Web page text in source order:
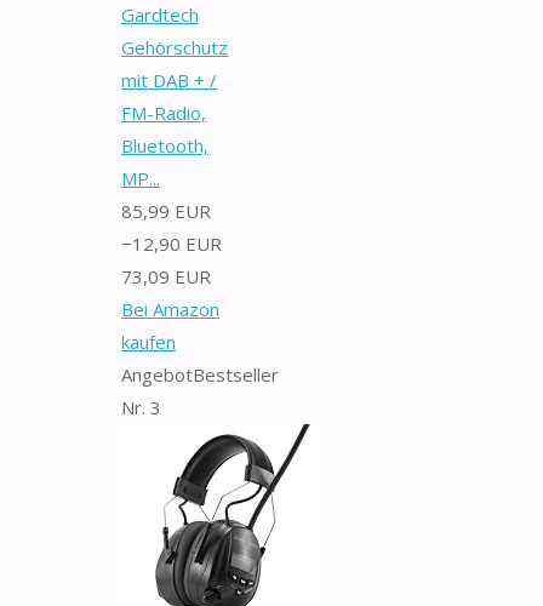
Gardtech
Gehörschutz
mit DAB + /
FM-Radio,
Bluetooth,
MP...
85,99 EUR
−12,90 EUR
73,09 EUR
Bei Amazon
kaufen
AngebotBestseller
Nr. 3